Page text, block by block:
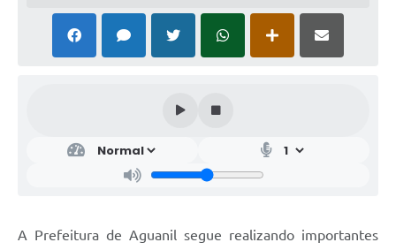
A Prefeitura de Aguanil segue realizando importantes